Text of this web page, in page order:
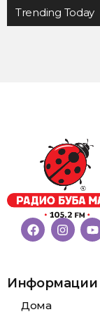
Trending Today
Информации
Дома